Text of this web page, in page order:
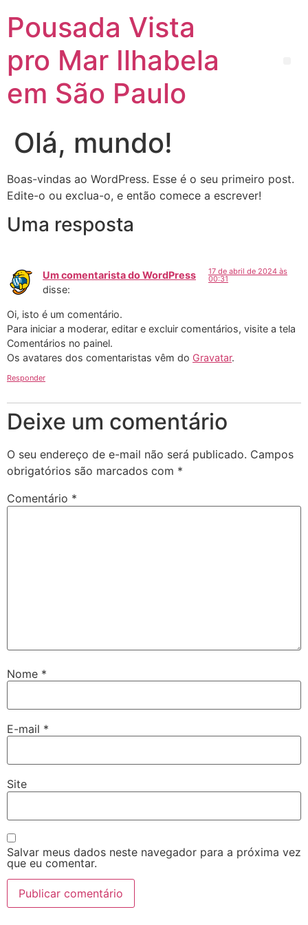
Pousada Vista
pro Mar Ilhabela
em São Paulo
Olá, mundo!
Boas-vindas ao WordPress. Esse é o seu primeiro post.
Edite-o ou exclua-o, e então comece a escrever!
Uma resposta
Um comentarista do WordPress
disse:
17 de abril de 2024 às
00:31
Oi, isto é um comentário.
Para iniciar a moderar, editar e excluir comentários, visite a tela
Comentários no painel.
Os avatares dos comentaristas vêm do Gravatar.
Responder
Deixe um comentário
O seu endereço de e-mail não será publicado. Campos
obrigatórios são marcados com *
Comentário *
Nome *
E-mail *
Site
Salvar meus dados neste navegador para a próxima vez
que eu comentar.